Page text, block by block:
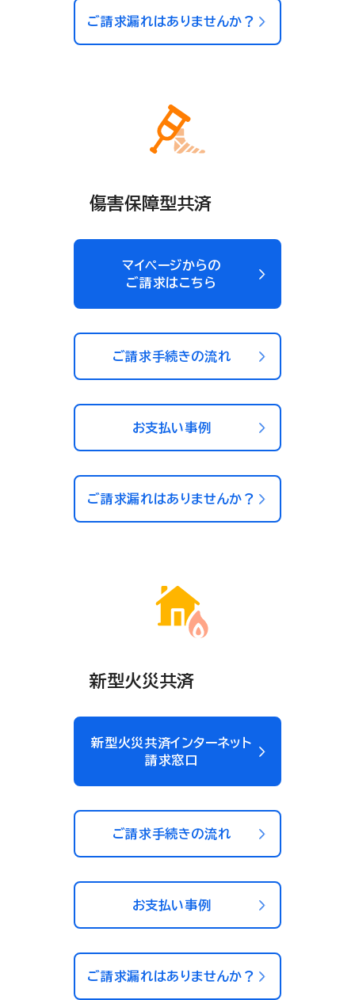
ご請求漏れはありませんか？
傷害保障型共済
マイページからの
ご請求はこちら
ご請求手続きの流れ
お支払い事例
ご請求漏れはありませんか？
新型火災共済
新型火災共済インターネット
請求窓口
ご請求手続きの流れ
お支払い事例
ご請求漏れはありませんか？